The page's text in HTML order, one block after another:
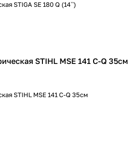
STIGA SE 180 Q (14``)
STIHL MSE 141 C-Q 35см
STIHL MSE 141 C-Q 35см